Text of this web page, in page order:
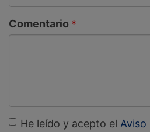
Comentario
He leído y acepto el Aviso